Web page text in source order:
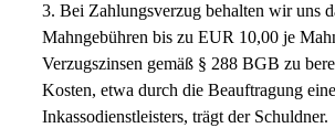
3. Bei Zahlungsverzug behalten wir uns
Mahngebühren bis zu EUR 10,00 je
Verzugszinsen gemäß § 288 BGB zu
Kosten, etwa durch die Beauftragung
Inkassodienstleisters, trägt der Schuldner.